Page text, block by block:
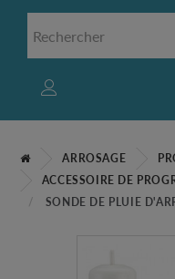
ARROSAGE
ACCESSOIRE DE
SONDE DE PLUIE